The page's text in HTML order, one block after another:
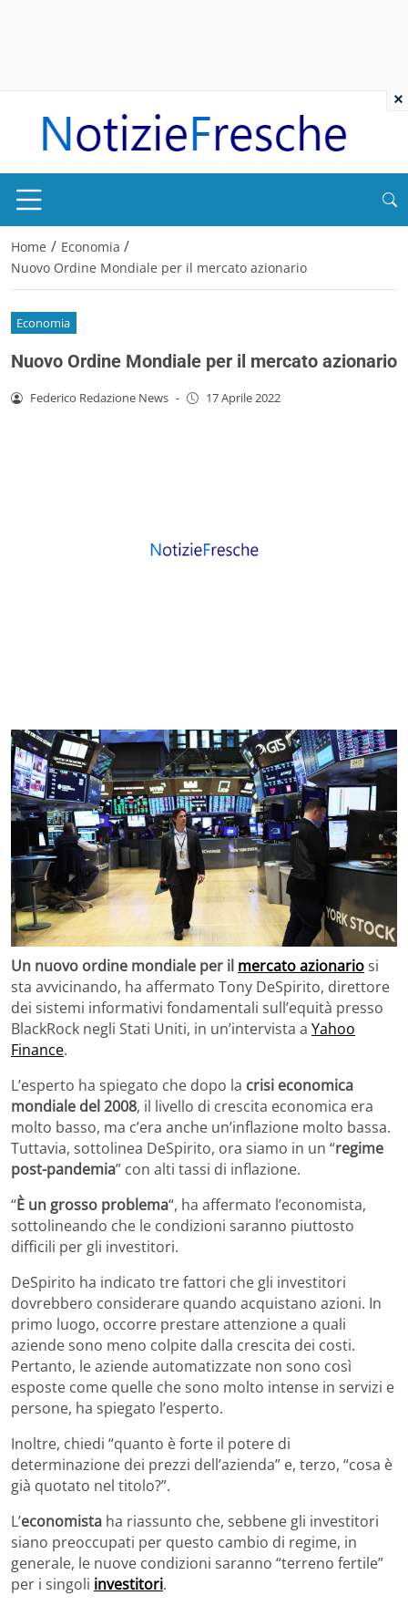
Home / Economia /
Nuovo Ordine Mondiale per il mercato azionario
Economia
Nuovo Ordine Mondiale per il mercato azionario
Federico Redazione News - 17 Aprile 2022
Un nuovo ordine mondiale per il mercato azionariosi
sta avvicinando, ha affermato Tony DeSpirito, direttore
dei sistemi informativi fondamentali sull’equità presso
BlackRock negli Stati Uniti, in un’intervista a Yahoo
Finance.
L’esperto ha spiegato che dopo la crisi economica
mondiale del 2008, il livello di crescita economica era
molto basso, ma c’era anche un’inflazione molto bassa.
Tuttavia, sottolinea DeSpirito, ora siamo in un “regime
post-pandemia” con alti tassi di inflazione.
“È un grosso problema“, ha affermato l’economista,
sottolineando che le condizioni saranno piuttosto
difficili per gli investitori.
DeSpirito ha indicato tre fattori che gli investitori
dovrebbero considerare quando acquistano azioni. In
primo luogo, occorre prestare attenzione a quali
aziende sono meno colpite dalla crescita dei costi.
Pertanto, le aziende automatizzate non sono così
esposte come quelle che sono molto intense in servizi e
persone, ha spiegato l’esperto.
Inoltre, chiedi “quanto è forte il potere di
determinazione dei prezzi dell’azienda” e, terzo, “cosa è
già quotato nel titolo?”.
L’economista ha riassunto che, sebbene gli investitori
siano preoccupati per questo cambio di regime, in
generale, le nuove condizioni saranno “terreno fertile”
per i singoli investitori.
×